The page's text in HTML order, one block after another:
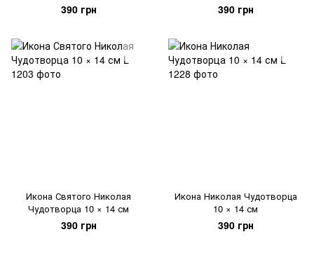
390 грн 390 грн
Икона Святого Николая
Чудотворца 10 × 14 см
390 грн
Икона Николая Чудотворца
10 × 14 см
390 грн